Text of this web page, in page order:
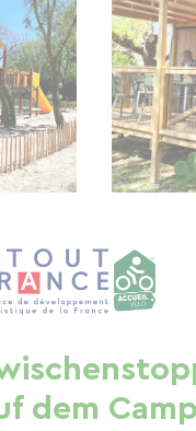
dem